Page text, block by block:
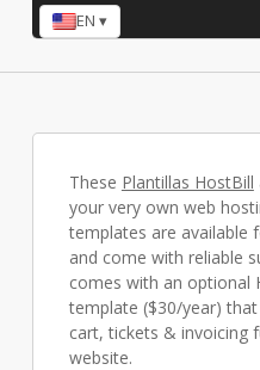
EN ▾
These Plantillas HostBill
your very own web
templates are available
and come with reliable
comes with an optional
template ($30/year)
cart, tickets & invoicing
website.